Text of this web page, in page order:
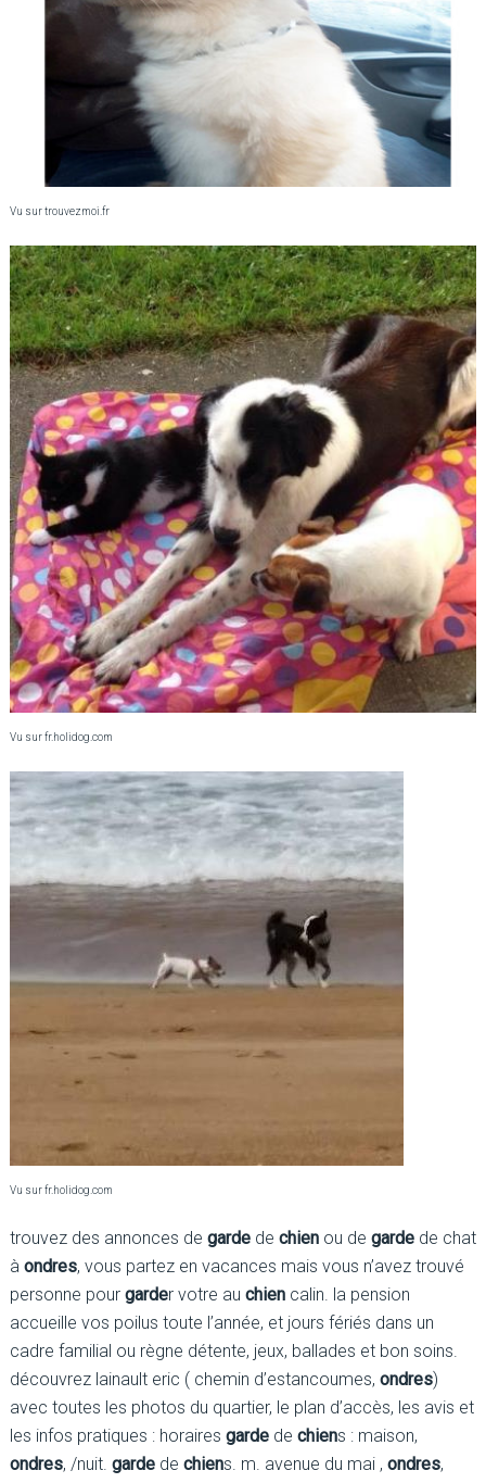
Vu sur trouvezmoi.fr
Vu sur fr.holidog.com
Vu sur fr.holidog.com
trouvez des annonces de gardede chienou de gardede chat
à ondres, vous partez en vacances mais vous n’avez trouvé
personne pour garder votre au chiencalin. la pension
accueille vos poilus toute l’année, et jours fériés dans un
cadre familial ou règne détente, jeux, ballades et bon soins.
découvrez lainault eric ( chemin d’estancoumes, ondres)
avec toutes les photos du quartier, le plan d’accès, les avis et
les infos pratiques : horaires gardede chiens : maison,
ondres, /nuit. gardede chiens. m. avenue du mai , ondres,